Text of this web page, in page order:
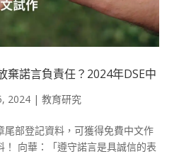
棄諾言負責任？2024年DSE中
2024| 教育研究
尾部登記資料，可獲得免費中文作
！ 向華：「遵守諾言是具誠信的表